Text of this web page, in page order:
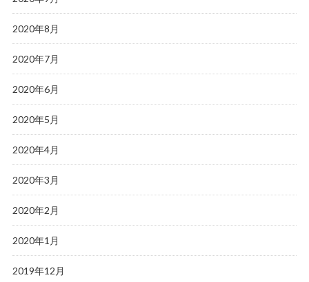
2020年8月
2020年7月
2020年6月
2020年5月
2020年4月
2020年3月
2020年2月
2020年1月
2019年12月